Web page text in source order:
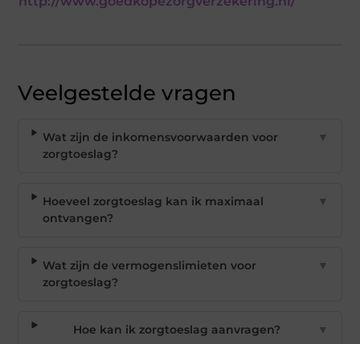
Veelgestelde vragen
Wat zijn de inkomensvoorwaarden voor
zorgtoeslag?
▼
Hoeveel zorgtoeslag kan ik maximaal
ontvangen?
▼
Wat zijn de vermogenslimieten voor
zorgtoeslag?
▼
Hoe kan ik zorgtoeslag aanvragen? ▼